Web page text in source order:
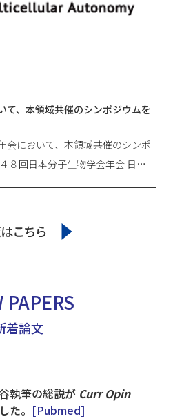
て、本領域共催のシンポジウムを
会において、本領域共催のシンポ
８回日本分子生物学会年会 日…
PAPERS
着論文
執筆の総説が Curr Opin
た。 [Pubmed]